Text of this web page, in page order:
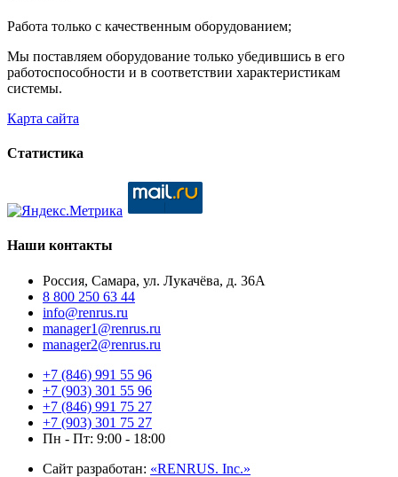
Работа только с качественным оборудованием;
Мы поставляем оборудование только убедившись в его
работоспособности и в соответствии характеристикам
системы.
Карта сайта
Статистика
Наши контакты
Россия, Самара, ул. Лукачёва, д. 36А
8 800 250 63 44
info@renrus.ru
manager1@renrus.ru
manager2@renrus.ru
+7 (846) 991 55 96
+7 (903) 301 55 96
+7 (846) 991 75 27
+7 (903) 301 75 27
Пн - Пт: 9:00 - 18:00
Сайт разработан: «RENRUS. Inc.»